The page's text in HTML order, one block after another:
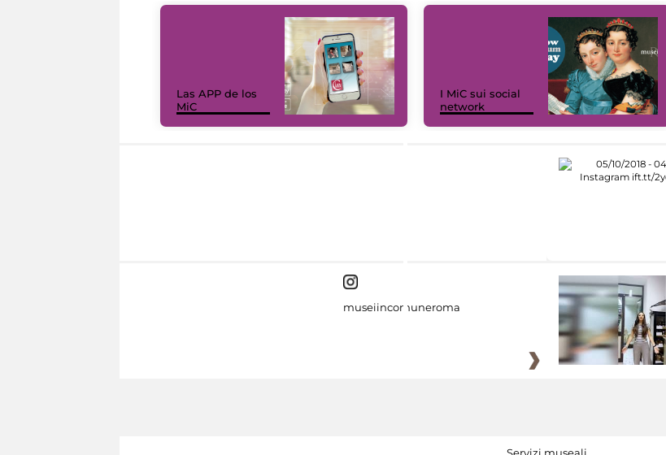
Las APP de los
MiC
I MiC sui social
network
museiincomuneroma
Servizi museali